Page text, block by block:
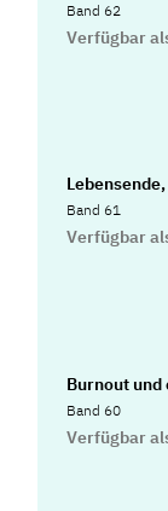
Band 62
Verfügbar
Band 61
Verfügbar
Burnout
Band 60
Verfügbar